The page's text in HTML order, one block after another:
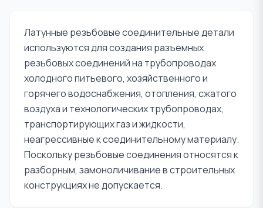
Латунные резьбовые соединительные детали
используются для создания разъемных
резьбовых соединений на трубопроводах
холодного питьевого, хозяйственного и
горячего водоснабжения, отопления, сжатого
воздуха и технологических трубопроводах,
транспортирующих газ и жидкости,
неагрессивные к соединительному материалу.
Поскольку резьбовые соединения относятся к
разборным, замоноличивание в строительных
конструкциях не допускается.